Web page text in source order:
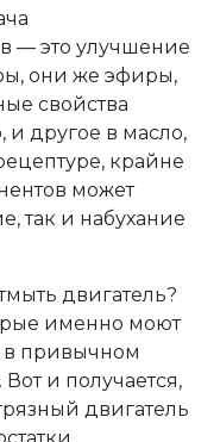
— это улучшение
они же эфиры,
свойства
и другое в масло,
крайне
может
так и набухание
двигатель?
именно моют
в привычном
и получается,
двигатель